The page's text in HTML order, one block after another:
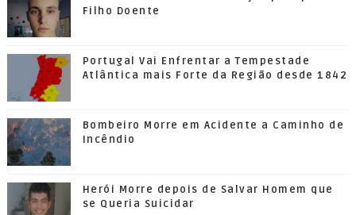
Filho Doente
Portugal Vai Enfrentar a Tempestade
Atlântica mais Forte da Região desde 1842
Bombeiro Morre em Acidente a Caminho de
Incêndio
Herói Morre depois de Salvar Homem que
se Queria Suicidar